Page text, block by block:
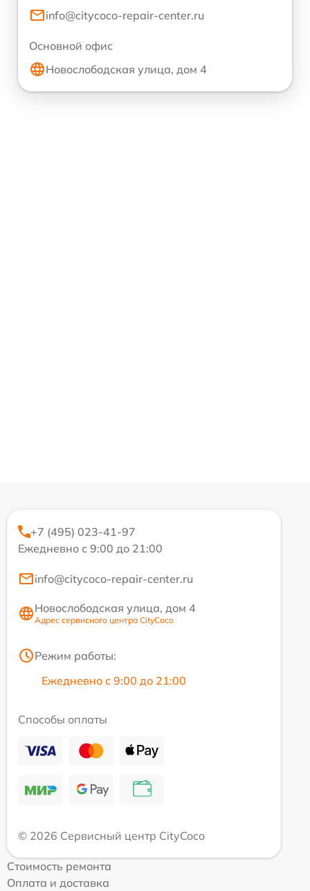
info@citycoco-repair-center.ru
Основной офис
Новослободская улица, дом 4
+7 (495) 023-41-97
Ежедневно с 9:00 до 21:00
info@citycoco-repair-center.ru
Новослободская улица, дом 4
Адрес сервисного центра CityCoco
Режим работы:
Ежедневно с 9:00 до 21:00
Способы оплаты
© 2026 Сервисный центр CityCoco
Стоимость ремонта
Оплата и доставка